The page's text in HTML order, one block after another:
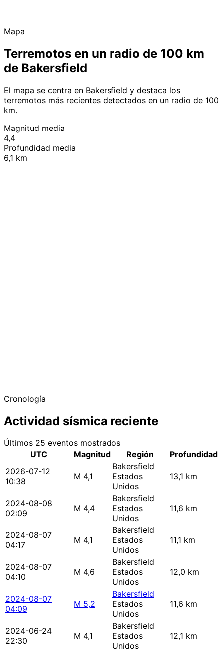
Mapa
Terremotos en un radio de 100 km
de Bakersfield
El mapa se centra en Bakersfield y destaca los
terremotos más recientes detectados en un radio de 100
km.
Magnitud media
4,4
Profundidad media
6,1 km
Cronología
Actividad sísmica reciente
Últimos 25 eventos mostrados
UTC
Magnitud Región
Profundidad
2026-07-12
10:38
M 4,1
Bakersfield
Estados
Unidos
13,1 km
2024-08-08
02:09
M 4,4
Bakersfield
Estados
Unidos
11,6 km
2024-08-07
04:17
M 4,1
Bakersfield
Estados
Unidos
11,1 km
2024-08-07
04:10
M 4,6
Bakersfield
Estados
Unidos
12,0 km
2024-08-07
04:09
M 5,2
Bakersfield
Estados
Unidos
11,6 km
2024-06-24
22:30
M 4,1
Bakersfield
Estados
Unidos
12,1 km